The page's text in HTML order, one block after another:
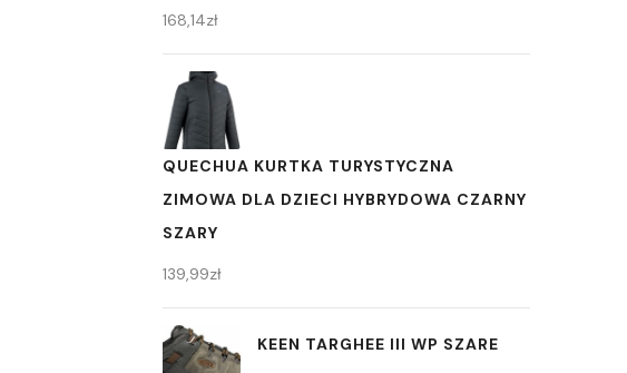
168,14zł
QUECHUA KURTKA TURYSTYCZNA
ZIMOWA DLA DZIECI HYBRYDOWA CZARNY
SZARY
139,99zł
KEEN TARGHEE III WP SZARE